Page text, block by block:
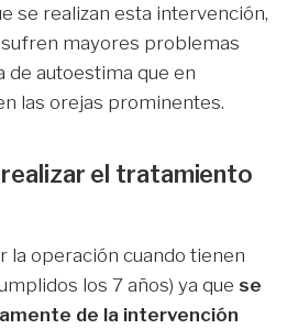
se realizan esta intervención,
mayores problemas
autoestima que en
las orejas prominentes.
el tratamiento
la operación cuando tienen
los 7 años) ya que se
de la intervención